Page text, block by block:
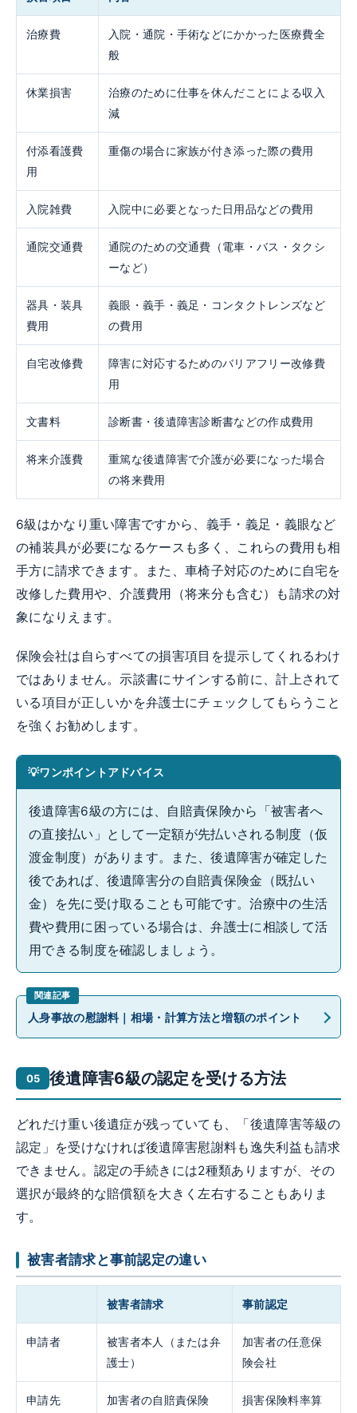
治療費
入院・通院・手術などにかかった医療費全
般
休業損害
治療のために仕事を休んだことによる収入
減
付添看護費
用
重傷の場合に家族が付き添った際の費用
入院雑費 入院中に必要となった日用品などの費用
通院交通費
通院のための交通費（電車・バス・タクシ
ーなど）
器具・装具
費用
義眼・義手・義足・コンタクトレンズなど
の費用
自宅改修費
障害に対応するためのバリアフリー改修費
用
文書料 診断書・後遺障害診断書などの作成費用
将来介護費
重篤な後遺障害で介護が必要になった場合
の将来費用
6級はかなり重い障害ですから、義手・義足・義眼など
の補装具が必要になるケースも多く、これらの費用も相
手方に請求できます。また、車椅子対応のために自宅を
改修した費用や、介護費用（将来分も含む）も請求の対
象になりえます。
保険会社は自らすべての損害項目を提示してくれるわけ
ではありません。示談書にサインする前に、計上されて
いる項目が正しいかを弁護士にチェックしてもらうこと
を強くお勧めします。
ワンポイントアドバイス
後遺障害6級の方には、自賠責保険から「被害者へ
の直接払い」として一定額が先払いされる制度（仮
渡金制度）があります。また、後遺障害が確定した
後であれば、後遺障害分の自賠責保険金（既払い
金）を先に受け取ることも可能です。治療中の生活
費や費用に困っている場合は、弁護士に相談して活
用できる制度を確認しましょう。
人身事故の慰謝料｜相場・計算方法と増額のポイント
後遺障害6級の認定を受ける方法
どれだけ重い後遺症が残っていても、「後遺障害等級の
認定」を受けなければ後遺障害慰謝料も逸失利益も請求
できません。認定の手続きには2種類ありますが、その
選択が最終的な賠償額を大きく左右することもありま
す。
被害者請求と事前認定の違い
被害者請求 事前認定
申請者
被害者本人（または弁
護士）
加害者の任意保
険会社
申請先 加害者の自賠責保険
損害保険料率算